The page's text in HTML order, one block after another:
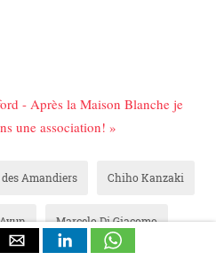
- Après la Maison Blanche je
une association! »
des Amandiers Chiho Kanzaki
Marcelo Di Giacomo